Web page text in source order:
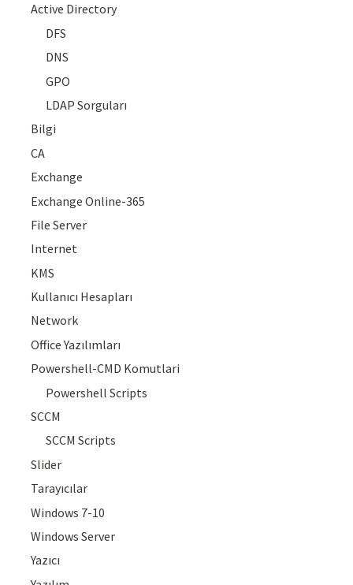
Active Directory
DFS
DNS
GPO
LDAP Sorguları
Bilgi
CA
Exchange
Exchange Online-365
File Server
Internet
KMS
Kullanıcı Hesapları
Network
Office Yazılımları
Powershell-CMD Komutlari
Powershell Scripts
SCCM
SCCM Scripts
Slider
Tarayıcılar
Windows 7-10
Windows Server
Yazıcı